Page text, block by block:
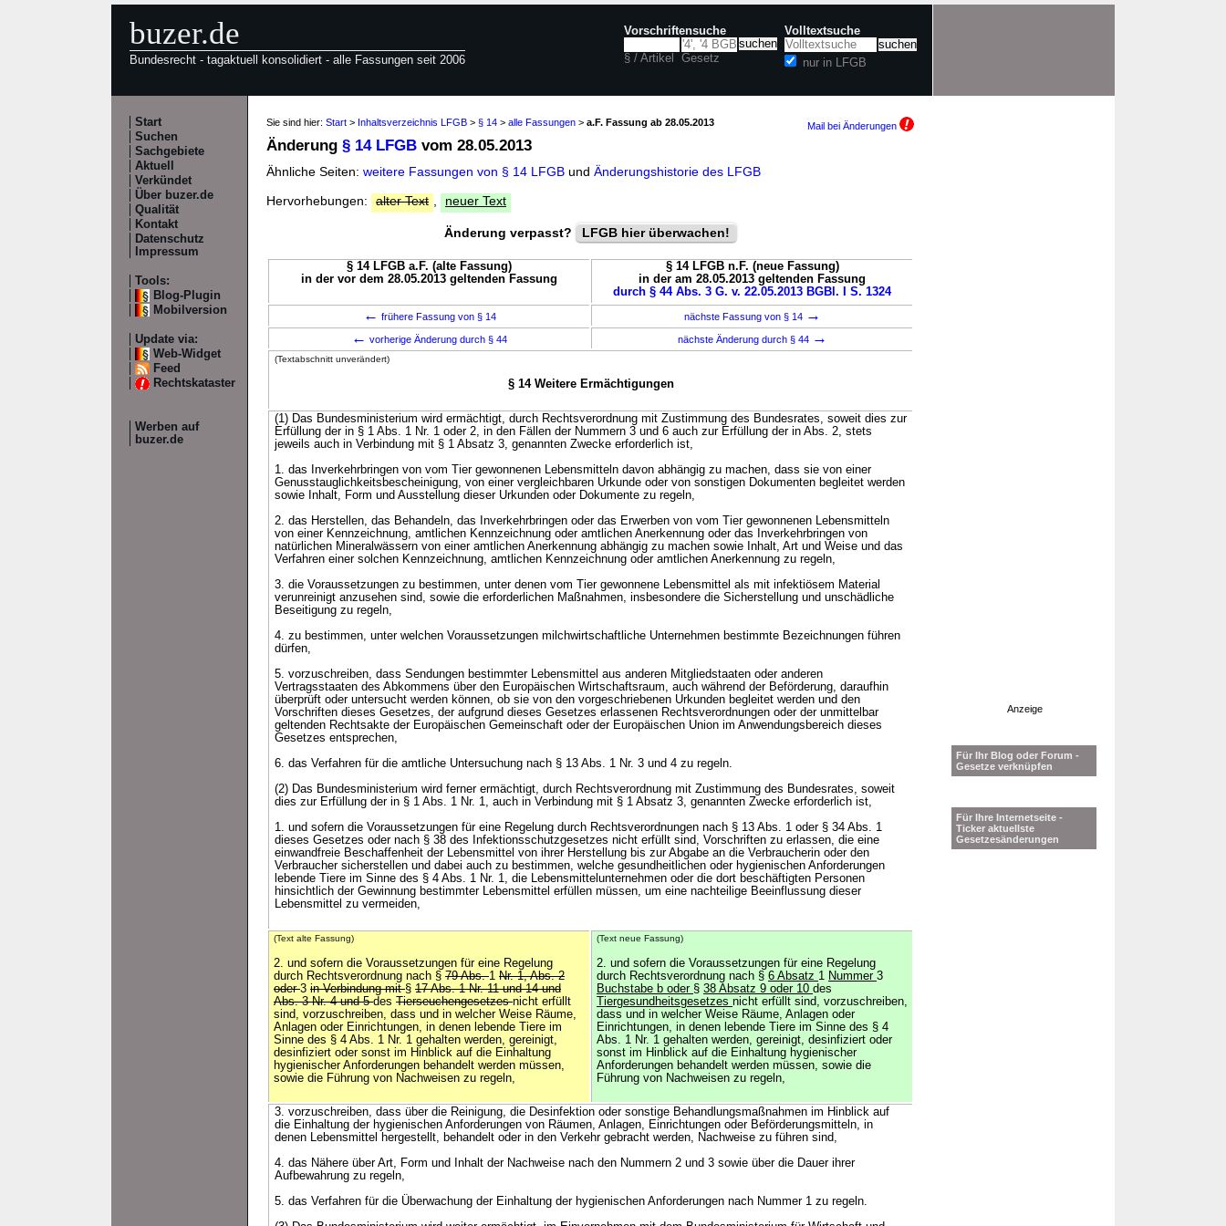
buzer.de
Bundesrecht - tagaktuell konsolidiert - alle Fassungen seit 2006
Vorschriftensuche
§ / Artikel Gesetz
Volltextsuche
nur in LFGB
Start
Suchen
Sachgebiete
Aktuell
Verkündet
Über buzer.de
Qualität
Kontakt
Datenschutz
Impressum
Tools:
Blog-Plugin
Mobilversion
Update via:
Web-Widget
Feed
Rechtskataster
Werben auf
buzer.de
Sie sind hier: Start > Inhaltsverzeichnis LFGB > § 14 > alle Fassungen > a.F. Fassung ab 28.05.2013 Mail bei Änderungen
Änderung § 14 LFGB vom 28.05.2013
Ähnliche Seiten: weitere Fassungen von § 14 LFGB und Änderungshistorie des LFGB
Hervorhebungen:
alter Text neuer Text
Änderung verpasst? LFGB hier überwachen!
§ 14 LFGB a.F. (alte Fassung)
in der vor dem 28.05.2013 geltenden Fassung
§ 14 LFGB n.F. (neue Fassung)
in der am 28.05.2013 geltenden Fassung
durch § 44 Abs. 3 G. v. 22.05.2013 BGBl. I S. 1324
← frühere Fassung von § 14 nächste Fassung von § 14 →
← vorherige Änderung durch § 44 nächste Änderung durch § 44 →
(Textabschnitt unverändert)
§ 14 Weitere Ermächtigungen
(1) Das Bundesministerium wird ermächtigt, durch Rechtsverordnung mit Zustimmung des Bundesrates, soweit dies zur
Erfüllung der in § 1 Abs. 1 Nr. 1 oder 2, in den Fällen der Nummern 3 und 6 auch zur Erfüllung der in Abs. 2, stets
jeweils auch in Verbindung mit § 1 Absatz 3, genannten Zwecke erforderlich ist,
1. das Inverkehrbringen von vom Tier gewonnenen Lebensmitteln davon abhängig zu machen, dass sie von einer
Genusstauglichkeitsbescheinigung, von einer vergleichbaren Urkunde oder von sonstigen Dokumenten begleitet werden
sowie Inhalt, Form und Ausstellung dieser Urkunden oder Dokumente zu regeln,
2. das Herstellen, das Behandeln, das Inverkehrbringen oder das Erwerben von vom Tier gewonnenen Lebensmitteln
von einer Kennzeichnung, amtlichen Kennzeichnung oder amtlichen Anerkennung oder das Inverkehrbringen von
natürlichen Mineralwässern von einer amtlichen Anerkennung abhängig zu machen sowie Inhalt, Art und Weise und das
Verfahren einer solchen Kennzeichnung, amtlichen Kennzeichnung oder amtlichen Anerkennung zu regeln,
3. die Voraussetzungen zu bestimmen, unter denen vom Tier gewonnene Lebensmittel als mit infektiösem Material
verunreinigt anzusehen sind, sowie die erforderlichen Maßnahmen, insbesondere die Sicherstellung und unschädliche
Beseitigung zu regeln,
4. zu bestimmen, unter welchen Voraussetzungen milchwirtschaftliche Unternehmen bestimmte Bezeichnungen führen
dürfen,
5. vorzuschreiben, dass Sendungen bestimmter Lebensmittel aus anderen Mitgliedstaaten oder anderen
Vertragsstaaten des Abkommens über den Europäischen Wirtschaftsraum, auch während der Beförderung, daraufhin
überprüft oder untersucht werden können, ob sie von den vorgeschriebenen Urkunden begleitet werden und den
Vorschriften dieses Gesetzes, der aufgrund dieses Gesetzes erlassenen Rechtsverordnungen oder der unmittelbar
geltenden Rechtsakte der Europäischen Gemeinschaft oder der Europäischen Union im Anwendungsbereich dieses
Gesetzes entsprechen,
6. das Verfahren für die amtliche Untersuchung nach § 13 Abs. 1 Nr. 3 und 4 zu regeln.
(2) Das Bundesministerium wird ferner ermächtigt, durch Rechtsverordnung mit Zustimmung des Bundesrates, soweit
dies zur Erfüllung der in § 1 Abs. 1 Nr. 1, auch in Verbindung mit § 1 Absatz 3, genannten Zwecke erforderlich ist,
1. und sofern die Voraussetzungen für eine Regelung durch Rechtsverordnungen nach § 13 Abs. 1 oder § 34 Abs. 1
dieses Gesetzes oder nach § 38 des Infektionsschutzgesetzes nicht erfüllt sind, Vorschriften zu erlassen, die eine
einwandfreie Beschaffenheit der Lebensmittel von ihrer Herstellung bis zur Abgabe an die Verbraucherin oder den
Verbraucher sicherstellen und dabei auch zu bestimmen, welche gesundheitlichen oder hygienischen Anforderungen
lebende Tiere im Sinne des § 4 Abs. 1 Nr. 1, die Lebensmittelunternehmen oder die dort beschäftigten Personen
hinsichtlich der Gewinnung bestimmter Lebensmittel erfüllen müssen, um eine nachteilige Beeinflussung dieser
Lebensmittel zu vermeiden,
(Text alte Fassung)
2. und sofern die Voraussetzungen für eine Regelung
durch Rechtsverordnung nach § 79 Abs.1 Nr. 1, Abs. 2
oder3 in Verbindung mit§ 17 Abs. 1 Nr. 11 und 14 und
Abs. 3 Nr. 4 und 5des Tierseuchengesetzesnicht erfüllt
sind, vorzuschreiben, dass und in welcher Weise Räume,
Anlagen oder Einrichtungen, in denen lebende Tiere im
Sinne des § 4 Abs. 1 Nr. 1 gehalten werden, gereinigt,
desinfiziert oder sonst im Hinblick auf die Einhaltung
hygienischer Anforderungen behandelt werden müssen,
sowie die Führung von Nachweisen zu regeln,
(Text neue Fassung)
2. und sofern die Voraussetzungen für eine Regelung
durch Rechtsverordnung nach § 6 Absatz 1 Nummer 3
Buchstabe b oder § 38 Absatz 9 oder 10 des
Tiergesundheitsgesetzes nicht erfüllt sind, vorzuschreiben,
dass und in welcher Weise Räume, Anlagen oder
Einrichtungen, in denen lebende Tiere im Sinne des § 4
Abs. 1 Nr. 1 gehalten werden, gereinigt, desinfiziert oder
sonst im Hinblick auf die Einhaltung hygienischer
Anforderungen behandelt werden müssen, sowie die
Führung von Nachweisen zu regeln,
3. vorzuschreiben, dass über die Reinigung, die Desinfektion oder sonstige Behandlungsmaßnahmen im Hinblick auf
die Einhaltung der hygienischen Anforderungen von Räumen, Anlagen, Einrichtungen oder Beförderungsmitteln, in
denen Lebensmittel hergestellt, behandelt oder in den Verkehr gebracht werden, Nachweise zu führen sind,
4. das Nähere über Art, Form und Inhalt der Nachweise nach den Nummern 2 und 3 sowie über die Dauer ihrer
Aufbewahrung zu regeln,
5. das Verfahren für die Überwachung der Einhaltung der hygienischen Anforderungen nach Nummer 1 zu regeln.
Anzeige
Für Ihr Blog oder Forum -
Gesetze verknüpfen
Für Ihre Internetseite -
Ticker aktuellste
Gesetzesänderungen